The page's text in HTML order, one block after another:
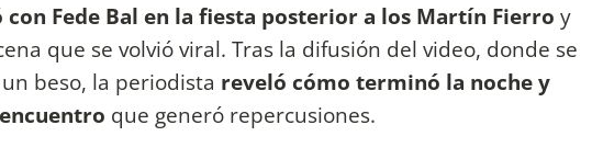
Fede Bal en la fiesta posterior a los Martín Fierro y
que se volvió viral. Tras la difusión del video, donde se
beso, la periodista reveló cómo terminó la noche y
que generó repercusiones.